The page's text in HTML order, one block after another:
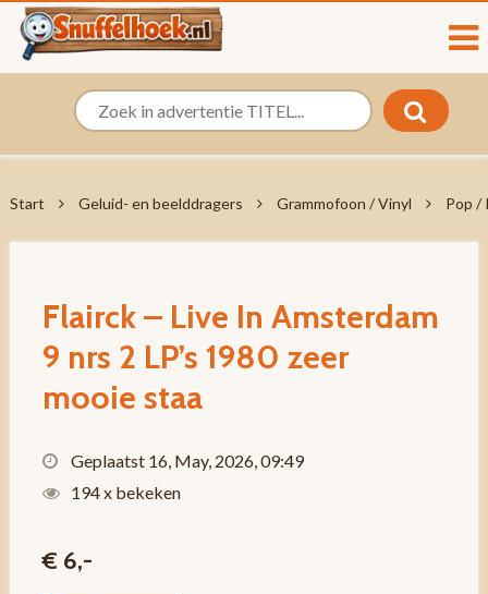
Start Geluid- en beelddragers Grammofoon / Vinyl Pop /
Flairck – Live In Amsterdam
9 nrs 2 LP’s 1980 zeer
mooie staa
Geplaatst 16, May, 2026, 09:49
194 x bekeken
€ 6,-